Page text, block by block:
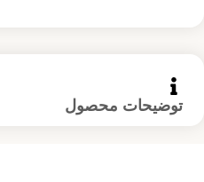
توضیحات محصول